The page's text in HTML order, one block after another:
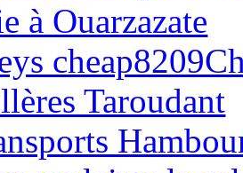
à Ouarzazate
Taroudant